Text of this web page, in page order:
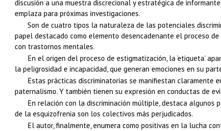
discusión a una muestra discrecional y estratégica de
emplaza para próximas investigaciones.
Son de cuatro tipos la naturaleza de las potenciales
papel destacado como elemento desencadenante el proceso
con trastornos mentales.
En el origen del proceso de estigmatización, la ‘etiqueta’
la peligrosidad e incapacidad, que generan emociones en su
Estas prácticas discriminatorias se manifiestan claramente
paternalismo. Y también tienen su expresión en conductas de
En relación con la discriminación múltiple, destaca
de la esquizofrenia son los colectivos más perjudicados.
El autor, finalmente, enumera como positivas en la lucha